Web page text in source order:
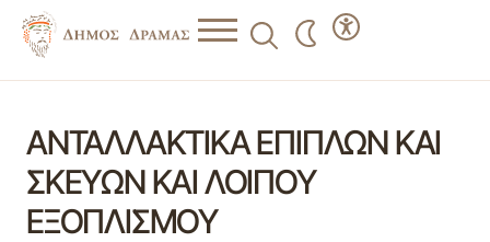
ΑΝΤΑΛΛΑΚΤΙΚΑ ΕΠΙΠΛΩΝ ΚΑΙ
ΣΚΕΥΩΝ ΚΑΙ ΛΟΙΠΟΥ
ΕΞΟΠΛΙΣΜΟΥ